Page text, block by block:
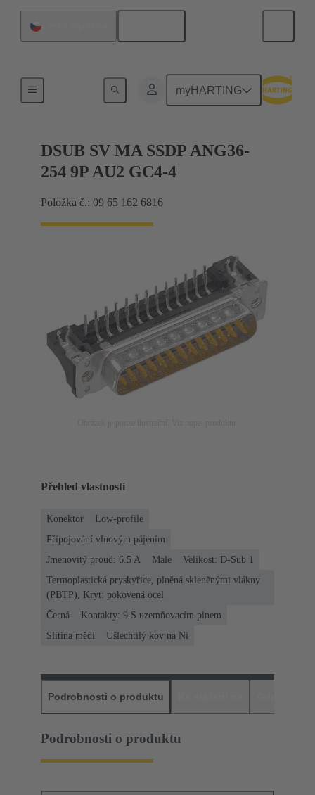
myHARTING
Připojení základní desky k dceřiné kartě
DSUB SV MA SSDP ANG36-
254 9P AU2 GC4-4
Položka č.: 09 65 162 6816
Přehled vlastností
Konektor
Low-profile
Připojování vlnovým pájením
Jmenovitý proud: ‌6.5 A
Male
Velikost: D-Sub 1
Termoplastická pryskyřice, plněná skleněnými vlákny
(PBTP), Kryt: pokovená ocel
Černá
Kontakty: 9 S uzemňovacím pinem
Slitina mědi
Ušlechtilý kov na Ni
Podrobnosti o produktu
Podrobnosti o produktu